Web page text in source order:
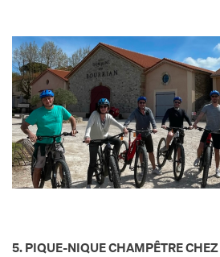
5. PIQUE-NIQUE CHAMPÊTRE